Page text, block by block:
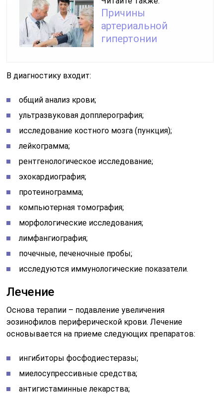
Причины
артериальной
гипертонии
В диагностику входит:
общий анализ крови;
ультразвуковая допплерография;
исследование костного мозга (пункция);
лейкограмма;
рентгенологическое исследование;
эхокардиография;
протеинограмма;
компьютерная томография;
морфологические исследования;
лимфангиография;
почечные, печеночные пробы;
исследуются иммунологические показатели.
Лечение
Основа терапии – подавление увеличения
эозинофилов периферической крови. Лечение
основывается на приеме следующих препаратов:
ингибиторы фосфодиестеразы;
миелосупрессивные средства;
антигистаминные лекарства;